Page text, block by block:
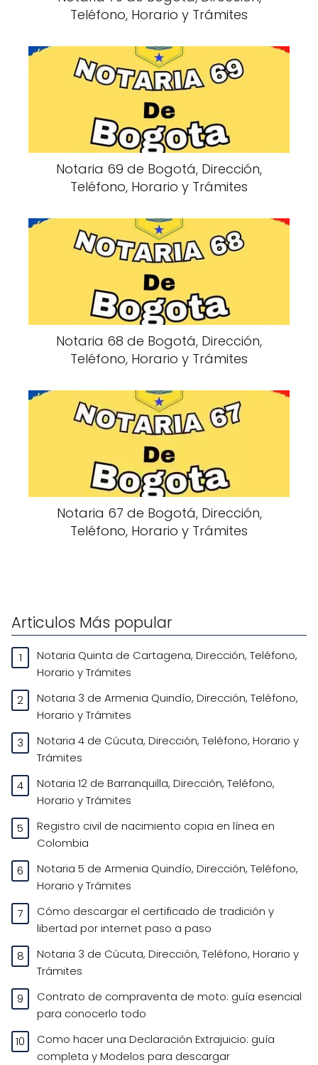
Teléfono, Horario y Trámites
Notaria 69 de Bogotá, Dirección,
Teléfono, Horario y Trámites
Notaria 68 de Bogotá, Dirección,
Teléfono, Horario y Trámites
Notaria 67 de Bogotá, Dirección,
Teléfono, Horario y Trámites
Articulos Más popular
Notaria Quinta de Cartagena, Dirección, Teléfono,
Horario y Trámites
Notaria 3 de Armenia Quindío, Dirección, Teléfono,
Horario y Trámites
Notaria 4 de Cúcuta, Dirección, Teléfono, Horario y
Trámites
Notaria 12 de Barranquilla, Dirección, Teléfono,
Horario y Trámites
Registro civil de nacimiento copia en línea en
Colombia
Notaria 5 de Armenia Quindío, Dirección, Teléfono,
Horario y Trámites
Cómo descargar el certificado de tradición y
libertad por internet paso a paso
Notaria 3 de Cúcuta, Dirección, Teléfono, Horario y
Trámites
Contrato de compraventa de moto: guía esencial
para conocerlo todo
Como hacer una Declaración Extrajuicio: guía
completa y Modelos para descargar